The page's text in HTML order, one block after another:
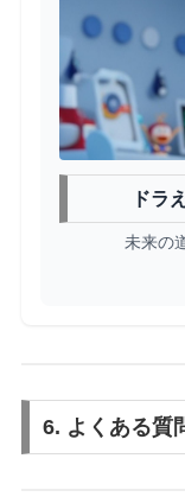
ドラ
未来の
6. よくある質